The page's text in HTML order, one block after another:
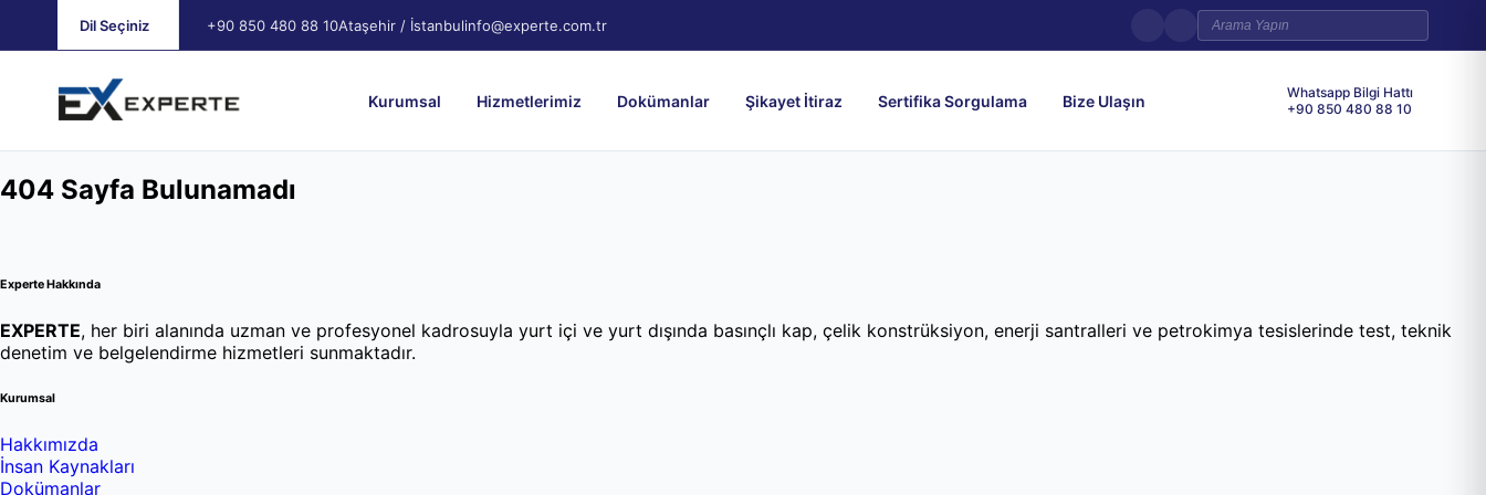
Dil Seçiniz +90 850 480 88 10Ataşehir / İstanbulinfo@experte.com.tr
Kurumsal Hizmetlerimiz Dokümanlar Şikayet İtiraz Sertifika Sorgulama Bize Ulaşın
Whatsapp Bilgi Hattı
+90 850 480 88 10
404 Sayfa Bulunamadı
Experte Hakkında
EXPERTE, her biri alanında uzman ve profesyonel kadrosuyla yurt içi ve yurt dışında basınçlı kap, çelik konstrüksiyon, enerji santralleri ve petrokimya tesislerinde test, teknik
denetim ve belgelendirme hizmetleri sunmaktadır.
Kurumsal
Hakkımızda
İnsan Kaynakları
Dokümanlar